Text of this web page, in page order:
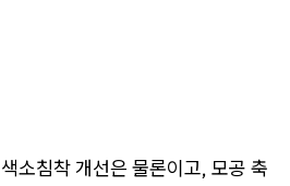
소침착 개선은 물론이고, 모공 축